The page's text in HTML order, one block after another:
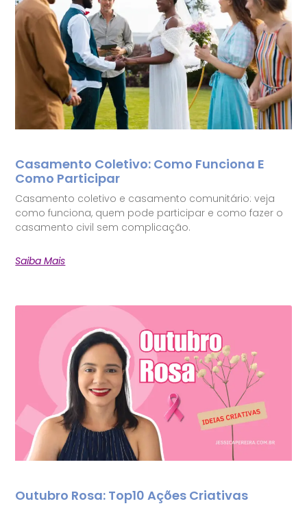
Casamento Coletivo: Como Funciona E
Como Participar
Casamento coletivo e casamento comunitário: veja
como funciona, quem pode participar e como fazer o
casamento civil sem complicação.
Saiba Mais
Outubro Rosa: Top10 Ações Criativas